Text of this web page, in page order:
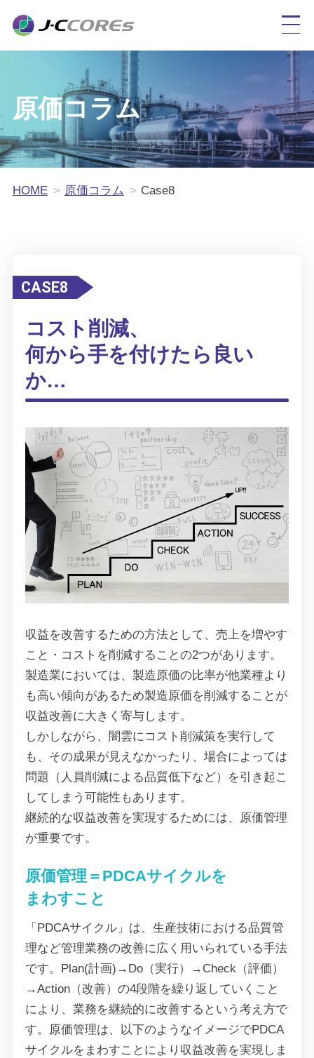
原価コラム
HOME 原価コラム Case8
CASE8
コスト削減、
何から手を付けたら良い
か…
収益を改善するための方法として、売上を増やす
こと・コストを削減することの2つがあります。
製造業においては、製造原価の比率が他業種より
も高い傾向があるため製造原価を削減することが
収益改善に大きく寄与します。
しかしながら、闇雲にコスト削減策を実行して
も、その成果が見えなかったり、場合によっては
問題（人員削減による品質低下など）を引き起こ
してしまう可能性もあります。
継続的な収益改善を実現するためには、原価管理
が重要です。
原価管理＝PDCAサイクルを
まわすこと
「PDCAサイクル」は、生産技術における品質管
理など管理業務の改善に広く用いられている手法
です。Plan(計画)→Do（実行）→Check（評価）
→Action（改善）の4段階を繰り返していくこと
により、業務を継続的に改善するという考え方で
す。原価管理は、以下のようなイメージでPDCA
サイクルをまわすことにより収益改善を実現しま